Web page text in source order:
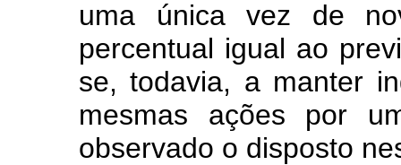
uma única vez de
percentual igual ao
se, todavia, a manter
mesmas ações por
observado o disposto